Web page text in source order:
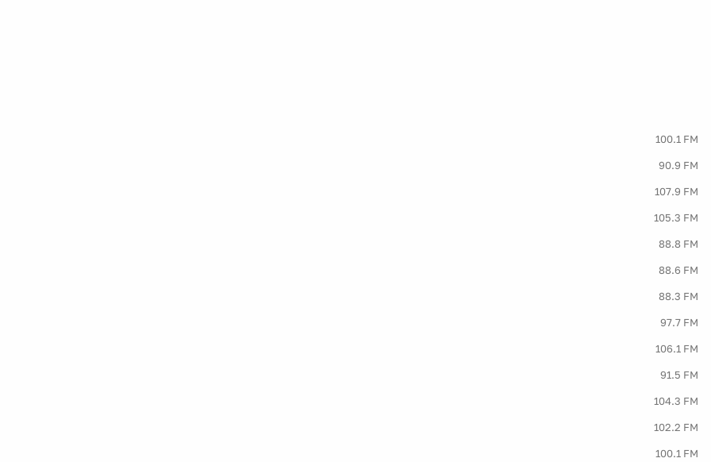
100.1 FM
90.9 FM
107.9 FM
105.3 FM
88.8 FM
88.6 FM
88.3 FM
97.7 FM
106.1 FM
91.5 FM
104.3 FM
102.2 FM
100.1 FM